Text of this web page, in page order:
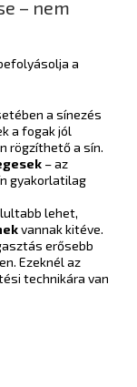
– nem
a
a sínezés
a fogak jól
rögzíthető a sín.
– az
gyakorlatilag
lehet,
vannak kitéve.
erősebb
Ezeknél az
technikára van